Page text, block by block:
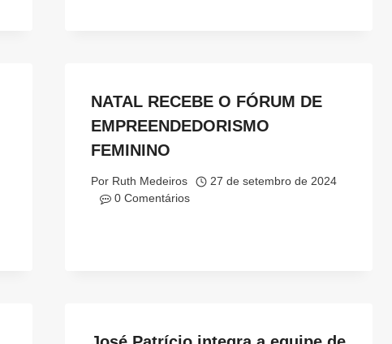
NATAL RECEBE O FÓRUM DE
EMPREENDEDORISMO
FEMININO
Por Ruth Medeiros
27 de setembro de 2024
0 Comentários